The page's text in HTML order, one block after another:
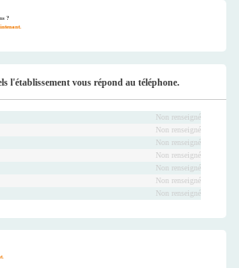
?
l'établissement vous répond au téléphone.
Non renseigné
Non renseigné
Non renseigné
Non renseigné
Non renseigné
Non renseigné
Non renseigné